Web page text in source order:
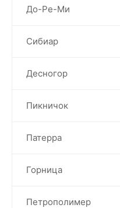
До-Ре-Ми
Сибиар
Десногор
Пикничок
Патерра
Горница
Петрополимер